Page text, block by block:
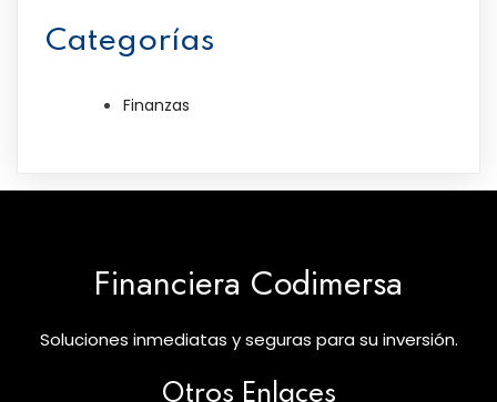
Categorías
Finanzas
Financiera Codimersa
Soluciones inmediatas y seguras para su inversión.
Otros Enlaces